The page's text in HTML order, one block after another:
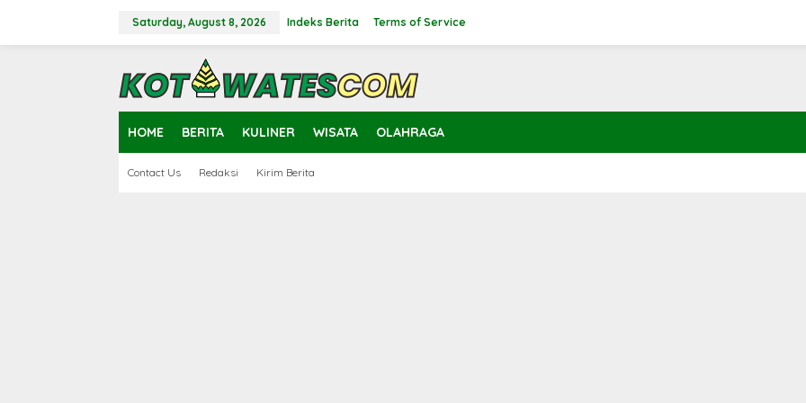
Saturday, August 8, 2026 Indeks Berita Terms of Service
HOME BERITA KULINER WISATA OLAHRAGA
Contact Us Redaksi Kirim Berita